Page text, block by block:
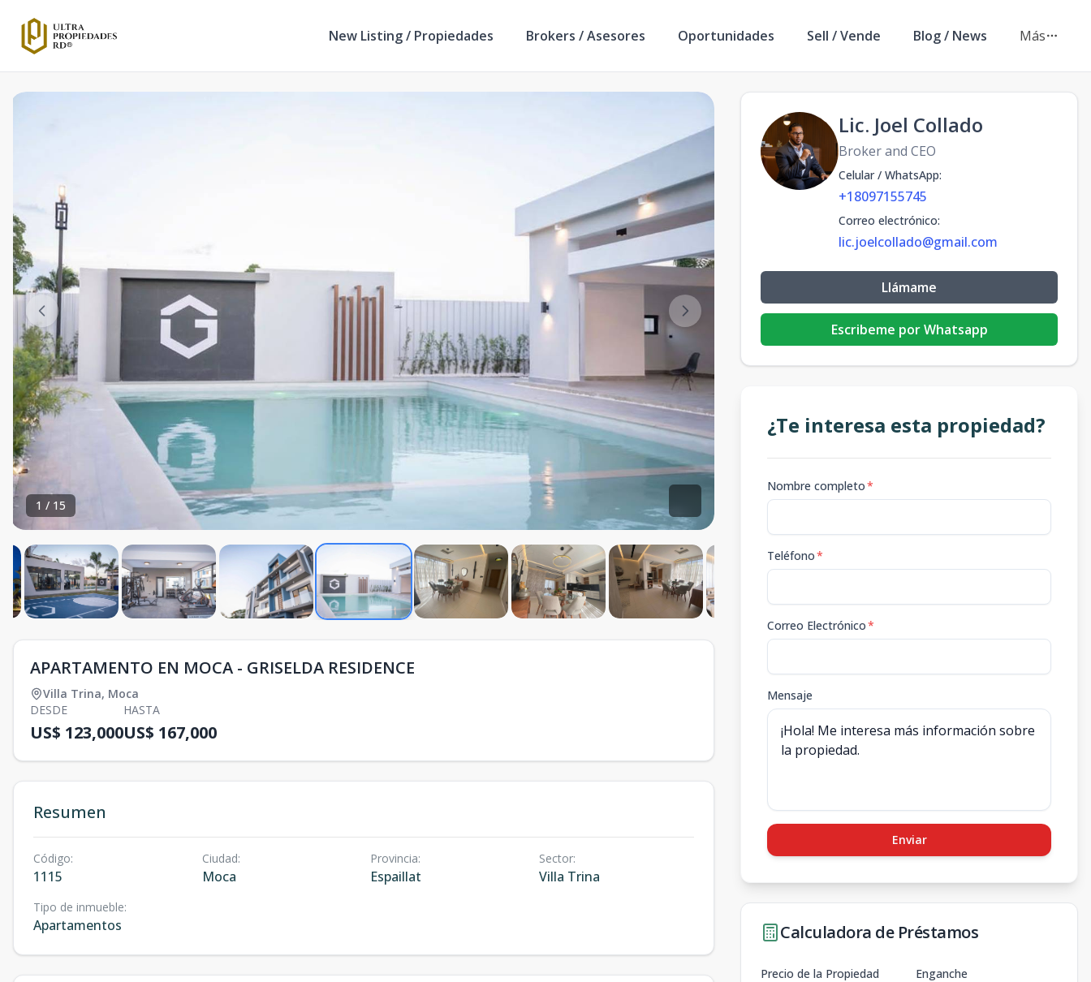
New Listing / Propiedades Brokers / Asesores Oportunidades Sell / Vende Blog / News Más
1 / 15
APARTAMENTO EN MOCA - GRISELDA RESIDENCE
Villa Trina, Moca
DESDE
US$ 123,000
HASTA
US$ 167,000
Resumen
Código:
1115
Ciudad:
Moca
Provincia:
Espaillat
Sector:
Villa Trina
Tipo de inmueble:
Apartamentos
Lic. Joel Collado
Broker and CEO
Celular / WhatsApp:
+18097155745
Correo electrónico:
lic.joelcollado@gmail.com
Llámame
Escribeme por Whatsapp
¿Te interesa esta propiedad?
Nombre completo*
Teléfono*
Correo Electrónico*
Mensaje
Enviar
Calculadora de Préstamos
Precio de la Propiedad Enganche